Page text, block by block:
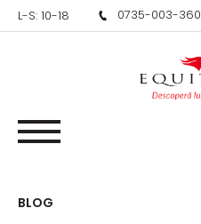
L-S: 10-18 0735-003-360
BLOG